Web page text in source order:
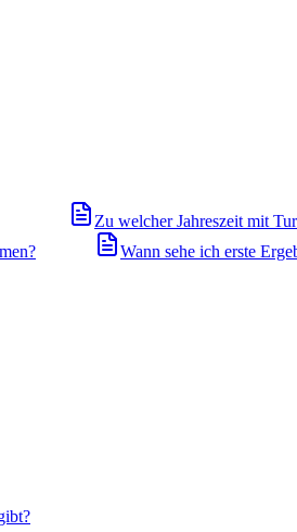
Zu welcher Jahreszeit mit
Wann sehe ich erste